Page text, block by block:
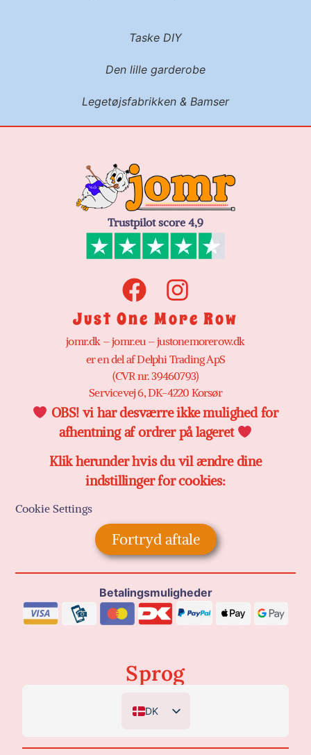
Taske DIY
Den lille garderobe
Legetøjsfabrikken & Bamser
Trustpilot score 4,9
Just One More Row
jomr.dk – jomr.eu – justonemorerow.dk
er en del af Delphi Trading ApS
(CVR nr. 39460793)
Servicevej 6, DK-4220 Korsør
OBS! vi har desværre ikke mulighed for
afhentning af ordrer på lageret
Klik herunder hvis du vil ændre dine
indstillinger for cookies:
Cookie Settings
Fortryd aftale
Betalingsmuligheder
Sprog
DK